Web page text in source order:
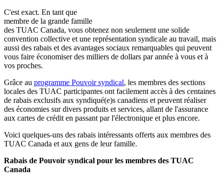
C'est exact. En tant que
membre de la grande famille
des TUAC Canada, vous obtenez non seulement une solide
convention collective et une représentation syndicale au travail, mais
aussi des rabais et des avantages sociaux remarquables qui peuvent
vous faire économiser des milliers de dollars par année à vous et à
vos proches.
Grâce au programme Pouvoir syndical, les membres des sections
locales des TUAC participantes ont facilement accès à des centaines
de rabais exclusifs aux syndiqué(e)s canadiens et peuvent réaliser
des économies sur divers produits et services, allant de l'assurance
aux cartes de crédit en passant par l'électronique et plus encore.
Voici quelques-uns des rabais intéressants offerts aux membres des
TUAC Canada et aux gens de leur famille.
Rabais de Pouvoir syndical pour les membres des TUAC
Canada